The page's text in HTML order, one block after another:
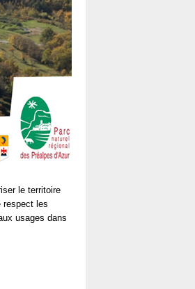
le territoire
respect les
usages dans